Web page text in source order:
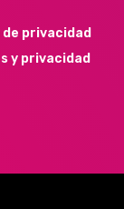
privacidad
y privacidad